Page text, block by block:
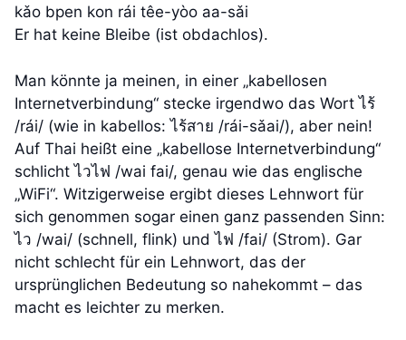
kǎo bpen kon rái têe-yòo aa-sǎi
Er hat keine Bleibe (ist obdachlos).
Man könnte ja meinen, in einer „kabellosen
Internetverbindung“ stecke irgendwo das Wort ไร้
/rái/ (wie in kabellos: ไร้สาย /rái-sǎai/), aber nein!
Auf Thai heißt eine „kabellose Internetverbindung“
schlicht ไวไฟ /wai fai/, genau wie das englische
„WiFi“. Witzigerweise ergibt dieses Lehnwort für
sich genommen sogar einen ganz passenden Sinn:
ไว /wai/ (schnell, flink) und ไฟ /fai/ (Strom). Gar
nicht schlecht für ein Lehnwort, das der
ursprünglichen Bedeutung so nahekommt – das
macht es leichter zu merken.